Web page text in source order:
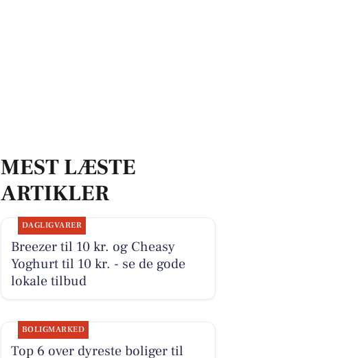
MEST LÆSTE
ARTIKLER
DAGLIGVARER
Breezer til 10 kr. og Cheasy
Yoghurt til 10 kr. - se de gode
lokale tilbud
BOLIGMARKED
Top 6 over dyreste boliger til